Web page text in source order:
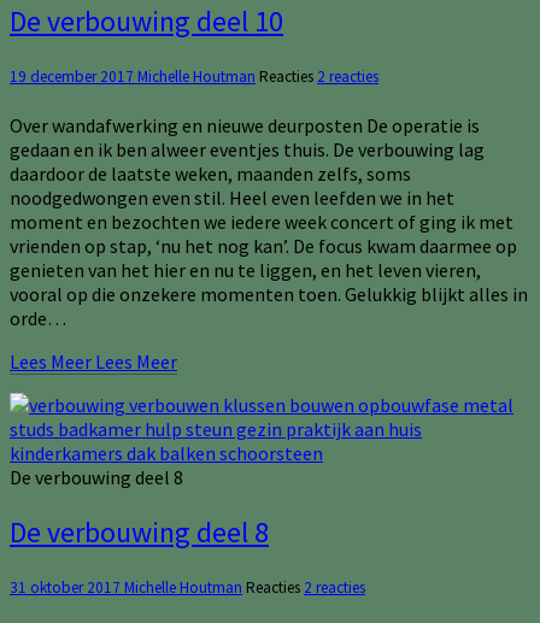
De verbouwing deel 10
19 december 2017 Michelle Houtman Reacties 2 reacties
Over wandafwerking en nieuwe deurposten De operatie is
gedaan en ik ben alweer eventjes thuis. De verbouwing lag
daardoor de laatste weken, maanden zelfs, soms
noodgedwongen even stil. Heel even leefden we in het
moment en bezochten we iedere week concert of ging ik met
vrienden op stap, ‘nu het nog kan’. De focus kwam daarmee op
genieten van het hier en nu te liggen, en het leven vieren,
vooral op die onzekere momenten toen. Gelukkig blijkt alles in
orde…
Lees Meer Lees Meer
De verbouwing deel 8
De verbouwing deel 8
31 oktober 2017 Michelle Houtman Reacties 2 reacties